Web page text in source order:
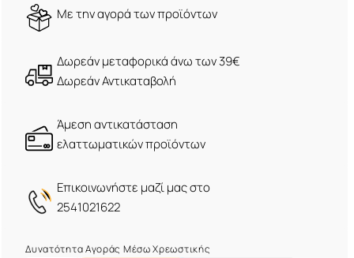
Mε την αγορά των προϊόντων
Δωρεάν μεταφορικά άνω των 39€
Δωρεάν Αντικαταβολή
Άμεση αντικατάσταση
ελαττωματικών προϊόντων
Eπικοινωνήστε μαζί μας στο
2541021622
Δυνατότητα Αγοράς Μέσω Χρεωστικής